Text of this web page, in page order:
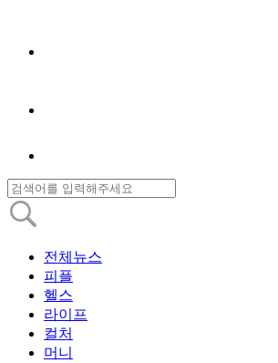
전체뉴스
피플
헬스
라이프
컬처
머니